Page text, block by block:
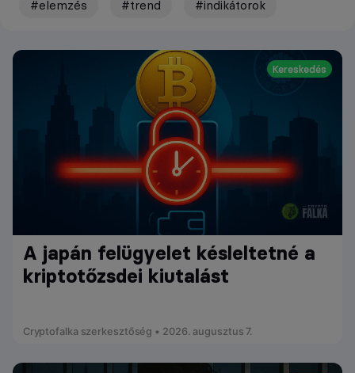
#elemzés
#trend #indikátorok
Kereskedés
A japán felügyelet késleltetné a
kriptotőzsdei kiutalást
Cryptofalka szerkesztőség • 2026. augusztus 7.